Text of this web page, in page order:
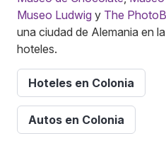
Museo Ludwig y The
una ciudad de Alemania en
hoteles.
Hoteles en Colonia
Autos en Colonia